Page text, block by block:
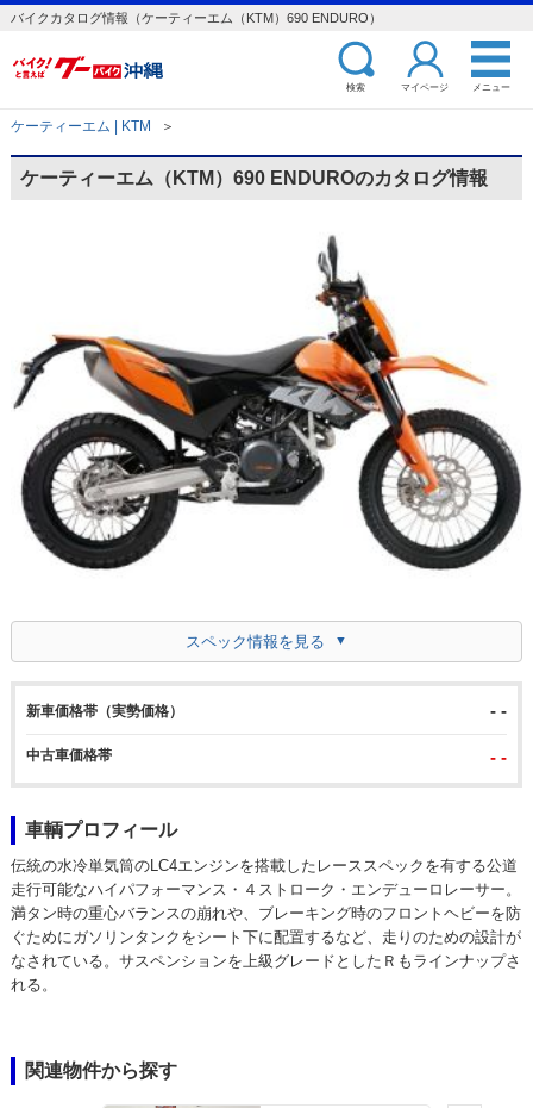
バイクカタログ情報（ケーティーエム（KTM）690 ENDURO）
検索 マイページ メニュー
ケーティーエム | KTM ＞
ケーティーエム（KTM）690 ENDUROのカタログ情報
スペック情報を見る
新車価格帯（実勢価格） - -
中古車価格帯 - -
車輌プロフィール
伝統の水冷単気筒のLC4エンジンを搭載したレーススペックを有する公道
走行可能なハイパフォーマンス・４ストローク・エンデューロレーサー。
満タン時の重心バランスの崩れや、ブレーキング時のフロントヘビーを防
ぐためにガソリンタンクをシート下に配置するなど、走りのための設計が
なされている。サスペンションを上級グレードとしたＲもラインナップさ
れる。
関連物件から探す